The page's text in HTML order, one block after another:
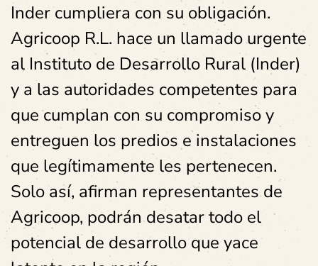
Inder cumpliera con su obligación.
Agricoop R.L. hace un llamado urgente
al Instituto de Desarrollo Rural (Inder)
y a las autoridades competentes para
que cumplan con su compromiso y
entreguen los predios e instalaciones
que legítimamente les pertenecen.
Solo así, afirman representantes de
Agricoop, podrán desatar todo el
potencial de desarrollo que yace